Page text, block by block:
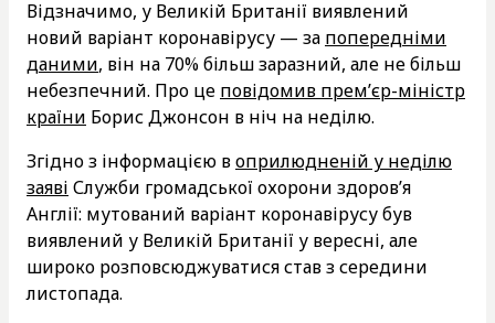
Відзначимо, у Великій Британії виявлений
новий варіант коронавірусу — за попередніми
даними, він на 70% більш заразний, але не більш
небезпечний. Про це повідомив прем’єр-міністр
країни Борис Джонсон в ніч на неділю.
Згідно з інформацією воприлюдненій у неділю
заяві Служби громадської охорони здоров’я
Англії: мутований варіант коронавірусу був
виявлений у Великій Британії у вересні, але
широко розповсюджуватися став з середини
листопада.